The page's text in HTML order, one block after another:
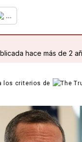
...
hace más de 2
los criterios de